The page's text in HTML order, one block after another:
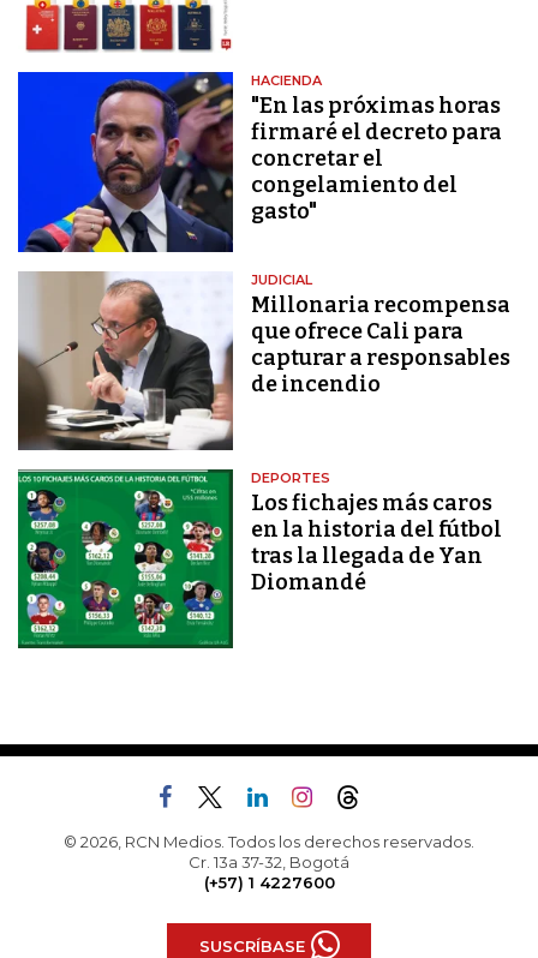
HACIENDA
"En las próximas horas
firmaré el decreto para
concretar el
congelamiento del
gasto"
JUDICIAL
Millonaria recompensa
que ofrece Cali para
capturar a responsables
de incendio
DEPORTES
Los fichajes más caros
en la historia del fútbol
tras la llegada de Yan
Diomandé
© 2026, RCN Medios. Todos los derechos reservados.
Cr. 13a 37-32, Bogotá
(+57) 1 4227600
SUSCRÍBASE